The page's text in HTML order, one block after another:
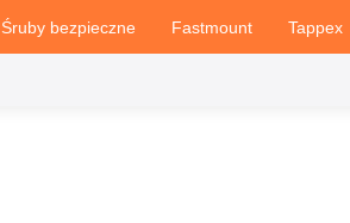
Śruby bezpieczne Fastmount Tappex